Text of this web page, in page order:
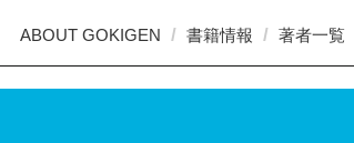
ABOUT GOKIGEN 書籍情報 著者一覧